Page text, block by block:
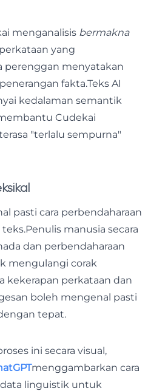
menganalisis bermakna
yang
perenggan menyatakan
fakta.Teks AI
kedalaman semantik
Cudekai
"terlalu sempurna"
pasti cara perbendaharaan
manusia secara
dan perbendaharaan
mengulangi corak
kekerapan perkataan dan
boleh mengenal pasti
tepat.
ini secara visual,
menggambarkan cara
linguistik untuk